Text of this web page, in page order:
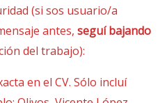
(si sos usuario/a
antes, seguí bajando
del trabajo):
en el CV. Sólo incluí